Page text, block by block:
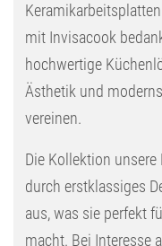
mit Invisacook
hochwertige
Ästhetik und
vereinen.
Die Kollektion
durch erstklassiges
aus, was sie perfekt
macht. Bei Interesse